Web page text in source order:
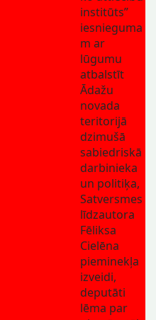
institūts”
iesnieguma
m ar
lūgumu
atbalstīt
Ādažu
novada
teritorijā
dzimušā
sabiedriskā
darbinieka
un politiķa,
Satversmes
līdzautora
Fēliksa
Cielēna
pieminekļa
izveidi,
deputāti
lēma par